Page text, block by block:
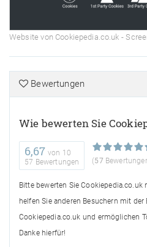
Website von Cookiepedia.co.uk -
Bewertungen
Wie bewerten Sie
6,67 von 10
57 Bewertungen
(57
Bitte bewerten Sie Cookiepedia.co.uk
helfen Sie anderen Besuchern mit
Cookiepedia.co.uk und ermöglichen
Danke hierfür!